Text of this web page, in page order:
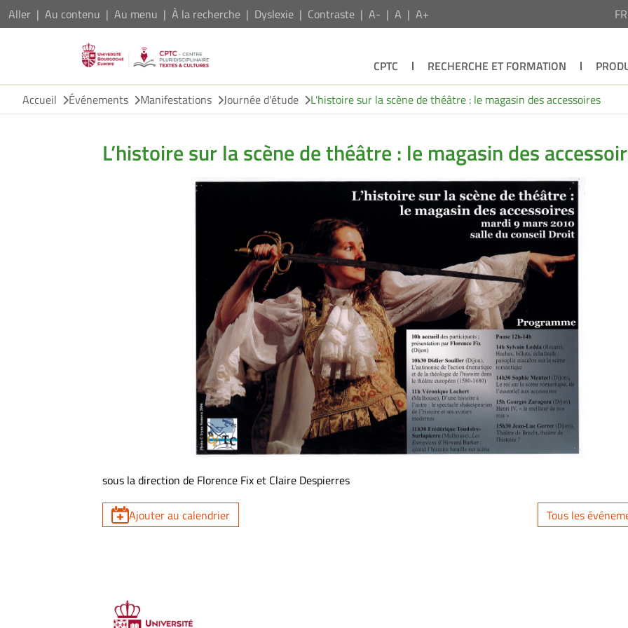
Aller Au contenu Au menu À la recherche Dyslexie Contraste A- A A+
CPTC RECHERCHE ET FORMATION
Accueil
Événements Manifestations Journée d'étude L'histoire sur la scène de théâtre : le magasin des accessoires
L’histoire sur la scène de théâtre : le magasin des
sous la direction de Florence Fix et Claire Despierres
Ajouter au calendrier Tous les